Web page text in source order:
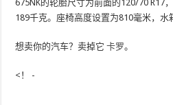
675NK的轮胎尺寸为前面的120/70 R17
189千克。座椅高度设置为810毫米，水
想卖你的汽车？卖掉它卡罗。
<！ -